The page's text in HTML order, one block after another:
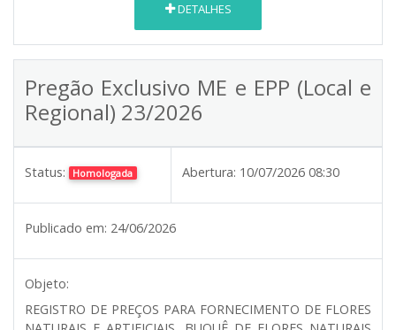
DETALHES
Pregão Exclusivo ME e EPP (Local e
Regional) 23/2026
Status: Homologada Abertura: 10/07/2026 08:30
Publicado em: 24/06/2026
Objeto:
REGISTRO DE PREÇOS PARA FORNECIMENTO DE FLORES